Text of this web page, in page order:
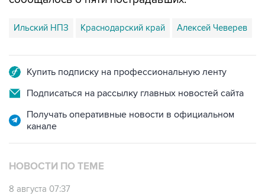
Ильский НПЗ Краснодарский край Алексей Чеверев
Купить подписку на профессиональную ленту
Подписаться на рассылку главных новостей сайта
Получать оперативные новости в официальном
канале
НОВОСТИ ПО ТЕМЕ
8 августа 07:37